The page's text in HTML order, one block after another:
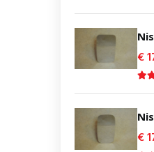
€
€